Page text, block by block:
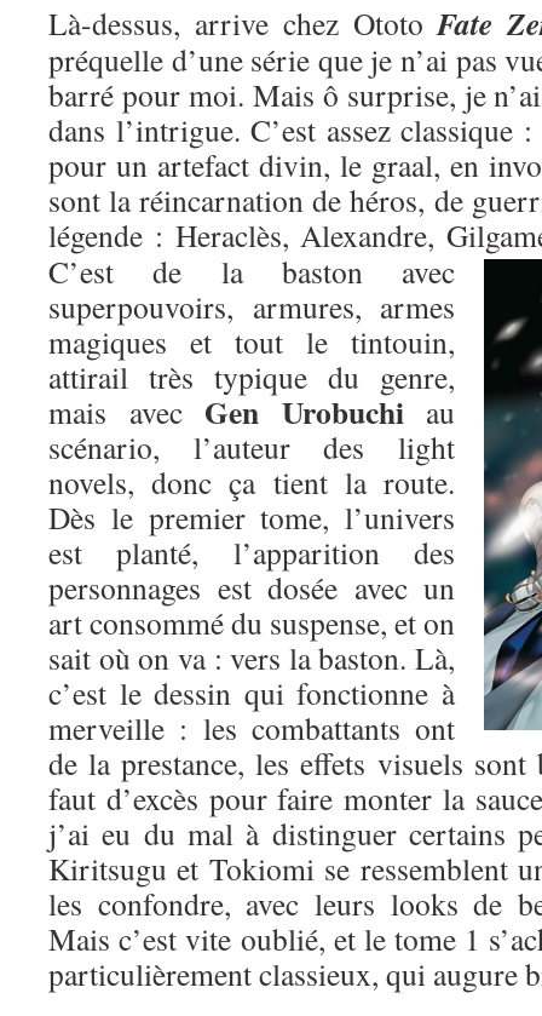
Là-dessus, arrive chez OtotoFate
préquelle d’une série que je n’ai pas
barré pour moi. Mais ô surprise, je
dans l’intrigue. C’est assez classique
pour un artefact divin, le graal, en
sont la réincarnation de héros, de
légende : Heraclès, Alexandre,
C’est de la baston avec
superpouvoirs, armures, armes
magiques et tout le tintouin,
attirail très typique du genre,
mais avec Gen Urobuchiau
scénario, l’auteur des light
novels, donc ça tient la route.
Dès le premier tome, l’univers
est planté, l’apparition des
personnages est dosée avec un
art consommé du suspense, et on
sait où on va : vers la baston. Là,
c’est le dessin qui fonctionne à
merveille : les combattants ont
de la prestance, les effets visuels sont
faut d’excès pour faire monter la
j’ai eu du mal à distinguer certains
Kiritsugu et Tokiomi se ressemblent
les confondre, avec leurs looks de
Mais c’est vite oublié, et le tome 1
particulièrement classieux, qui augure